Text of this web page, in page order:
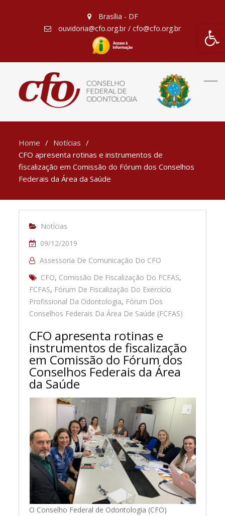
Barra
Brasília - DF
ouvidoria@cfo.org.br / cfo@cfo.org.br
Home
Notícias
CFO apresenta rotinas e instrumentos de
fiscalização em Comissão do Fórum dos Conselhos
Federais da Área da Saúde
Notícias
09/12/2019
Assessoria De Comunicação Do CFO
CFO, Comissão De Fiscalização Do FCFAS,
FCFAS, Fórum De Fiscalização Do Exercício
Profissional Da Odontologia, Fórum Dos
Conselhos Federais Da Área De Saúde (FCFAS)
CFO apresenta rotinas e
instrumentos de fiscalização
em Comissão do Fórum dos
Conselhos Federais da Área
da Saúde
O Conselho Federal de Odontologia (CFO)